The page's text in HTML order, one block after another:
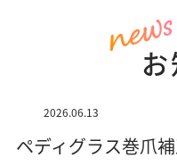
2026.06.13
ペディグラス巻爪